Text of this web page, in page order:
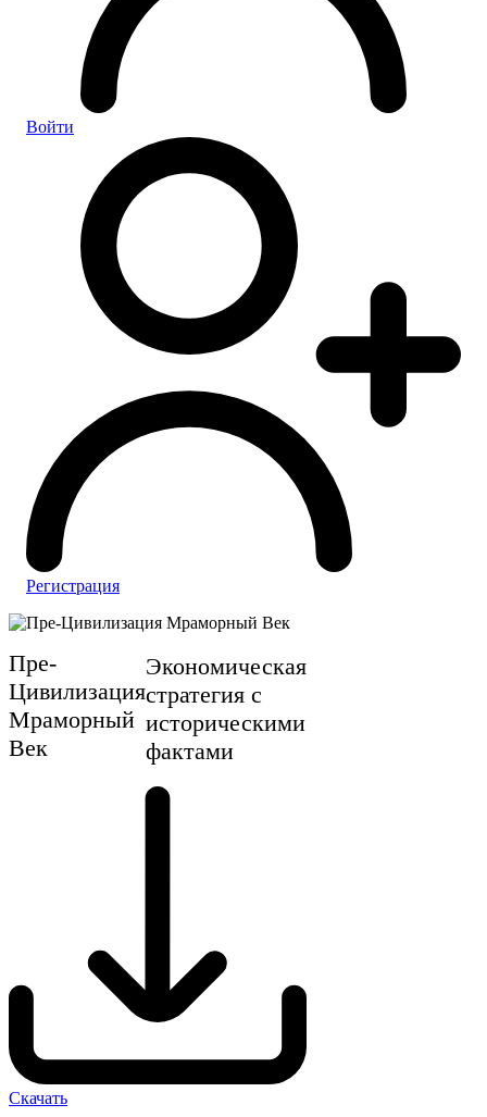
Войти
Регистрация
Пре-
Цивилизация
Мраморный
Век
Экономическая
стратегия с
историческими
фактами
Скачать